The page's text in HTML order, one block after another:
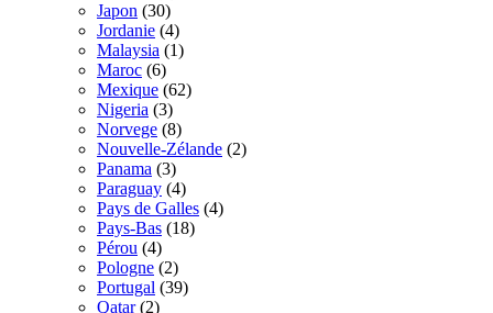
Japon (30)
Jordanie (4)
Malaysia (1)
Maroc (6)
Mexique (62)
Nigeria (3)
Norvege (8)
Nouvelle-Zélande (2)
Panama (3)
Paraguay (4)
Pays de Galles (4)
Pays-Bas (18)
Pérou (4)
Pologne (2)
Portugal (39)
Qatar (2)